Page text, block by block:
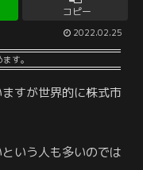
コピー
2022.02.25
す。
すが世界的に株式市
いう人も多いのでは